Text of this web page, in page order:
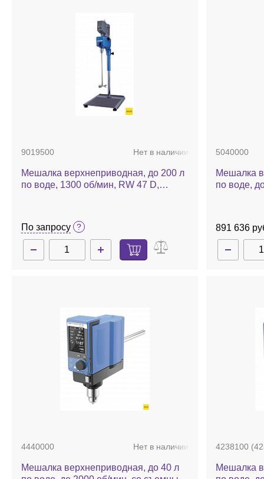
9019500 Нет в наличии
Мешалка верхнеприводная, до 200 л
по воде, 1300 об/мин, RW 47 D,
По запросу
5040000
Мешалка
по воде,
891 636
4440000 Нет в наличии
Мешалка верхнеприводная, до 40 л
4238100
Мешалка